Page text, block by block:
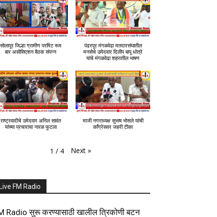
सोलापूर जिल्हा ग्रामीण परमिट रूम
बार असोसिएशन बैठक संपन्न
पंढरपूर मंगळवेढा मतदारसंघातील
मनसेचे उमेदवार दिलीप बापू धोत्रे
यांचे मंगळवेढा शहरातील भाषण
राष्ट्रवादीचे उमेदवार अनिल सावंत
यांच्या प्रचाराचा नारळ फुटला
माजी नगराध्यक्ष सुभाष भोसले यांची
काँग्रेसवर जहरी टीका
1 / 4 Next »
FM Radio
Radio सुरू करण्यासाठी खालील त्रिकोणी बटन